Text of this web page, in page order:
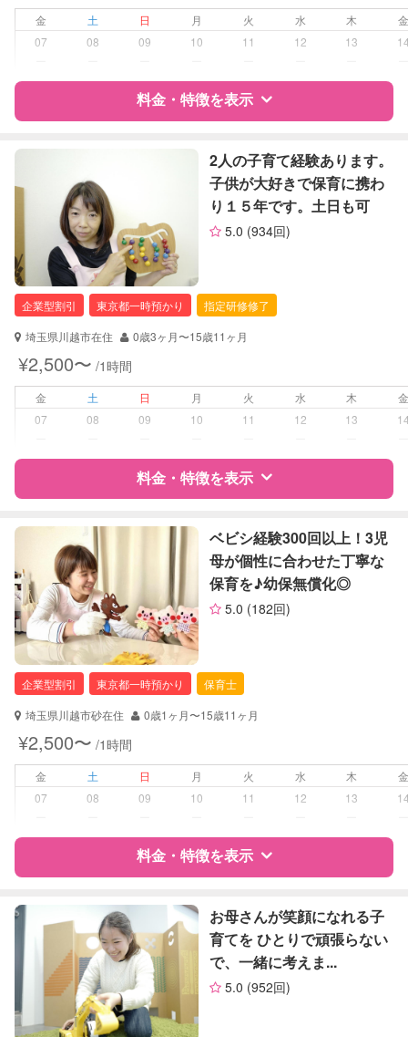
子育て経験
対応可否は個別に相談
レッスン
定期予約 お引き受けしていません
お子様の撮影
（定期特典）
対応不可
金 土 日 月 火 水 木
07
08 09 10 11 12 13
料金・特徴を表示
特徴
サポートの特徴
資格
企業型割引対象(旧内閣府補助対象)
自治体届出済ベビーシッター
保育士
対応可能/特徴
送迎サポート
お泊まり保育
対応可否は個別に相談
レッスン なし
定期予約 可能
お子様の撮影
（定期特典）
対応不可
2人の子育て経験あります。
子供が大好きで保育に携わ
り１５年です。土日も可
5.0 (934回)
企業型割引 東京都一時預かり
指定研修修了
埼玉県川越市在住
0歳3ヶ月〜15歳11ヶ月
¥2,500〜 /1時間
金 土 日 月 火 水 木
07
08 09 10 11 12 13
料金・特徴を表示
特徴 料金 レビュー
サポートの特徴
資格
企業型割引対象(旧内閣府補助対象)
自治体届出済ベビーシッター
対応可能/特徴
早朝対応
夜間対応
病児対応 病児、病後児、ともに不可
障がい児対応 対応可否は個別に相談
レッスン なし
定期予約 お引き受けしていません
お子様の撮影
（定期特典）
対応不可
ベビシ経験300回以上！3児
母が個性に合わせた丁寧な
保育を♪幼保無償化◎
5.0 (182回)
企業型割引 東京都一時預かり
保育士
埼玉県川越市砂在住
0歳1ヶ月〜15歳11ヶ月
¥2,500〜 /1時間
金 土 日 月 火 水 木
07
08 09 10 11 12 13
料金・特徴を表示
料金 レビュー
サポートの特徴
自治体届出済ベビーシッター
お母さんが笑顔になれる子
育てを ひとりで頑張らない
で、一緒に考えま...
5.0 (952回)